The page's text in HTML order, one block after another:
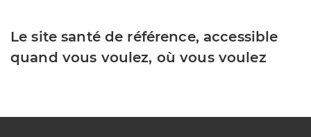
Le site santé de référence, accessible
quand vous voulez, où vous voulez